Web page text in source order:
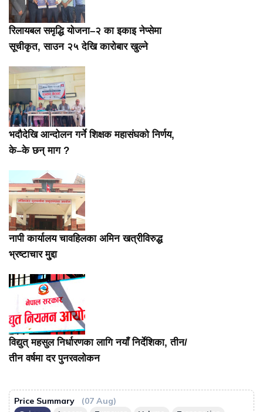
रिलायबल समृद्धि योजना–२ का इकाइ नेप्सेमा
सूचीकृत, साउन २५ देखि कारोबार खुल्ने
भदौदेखि आन्दोलन गर्ने शिक्षक महासंघको निर्णय,
के–के छन् माग ?
नापी कार्यालय चावहिलका अमिन खत्रीविरुद्ध
भ्रष्टाचार मु्द्दा
विद्युत् महसुल निर्धारणका लागि नयाँ निर्देशिका, तीन/
तीन वर्षमा दर पुनरवलोकन